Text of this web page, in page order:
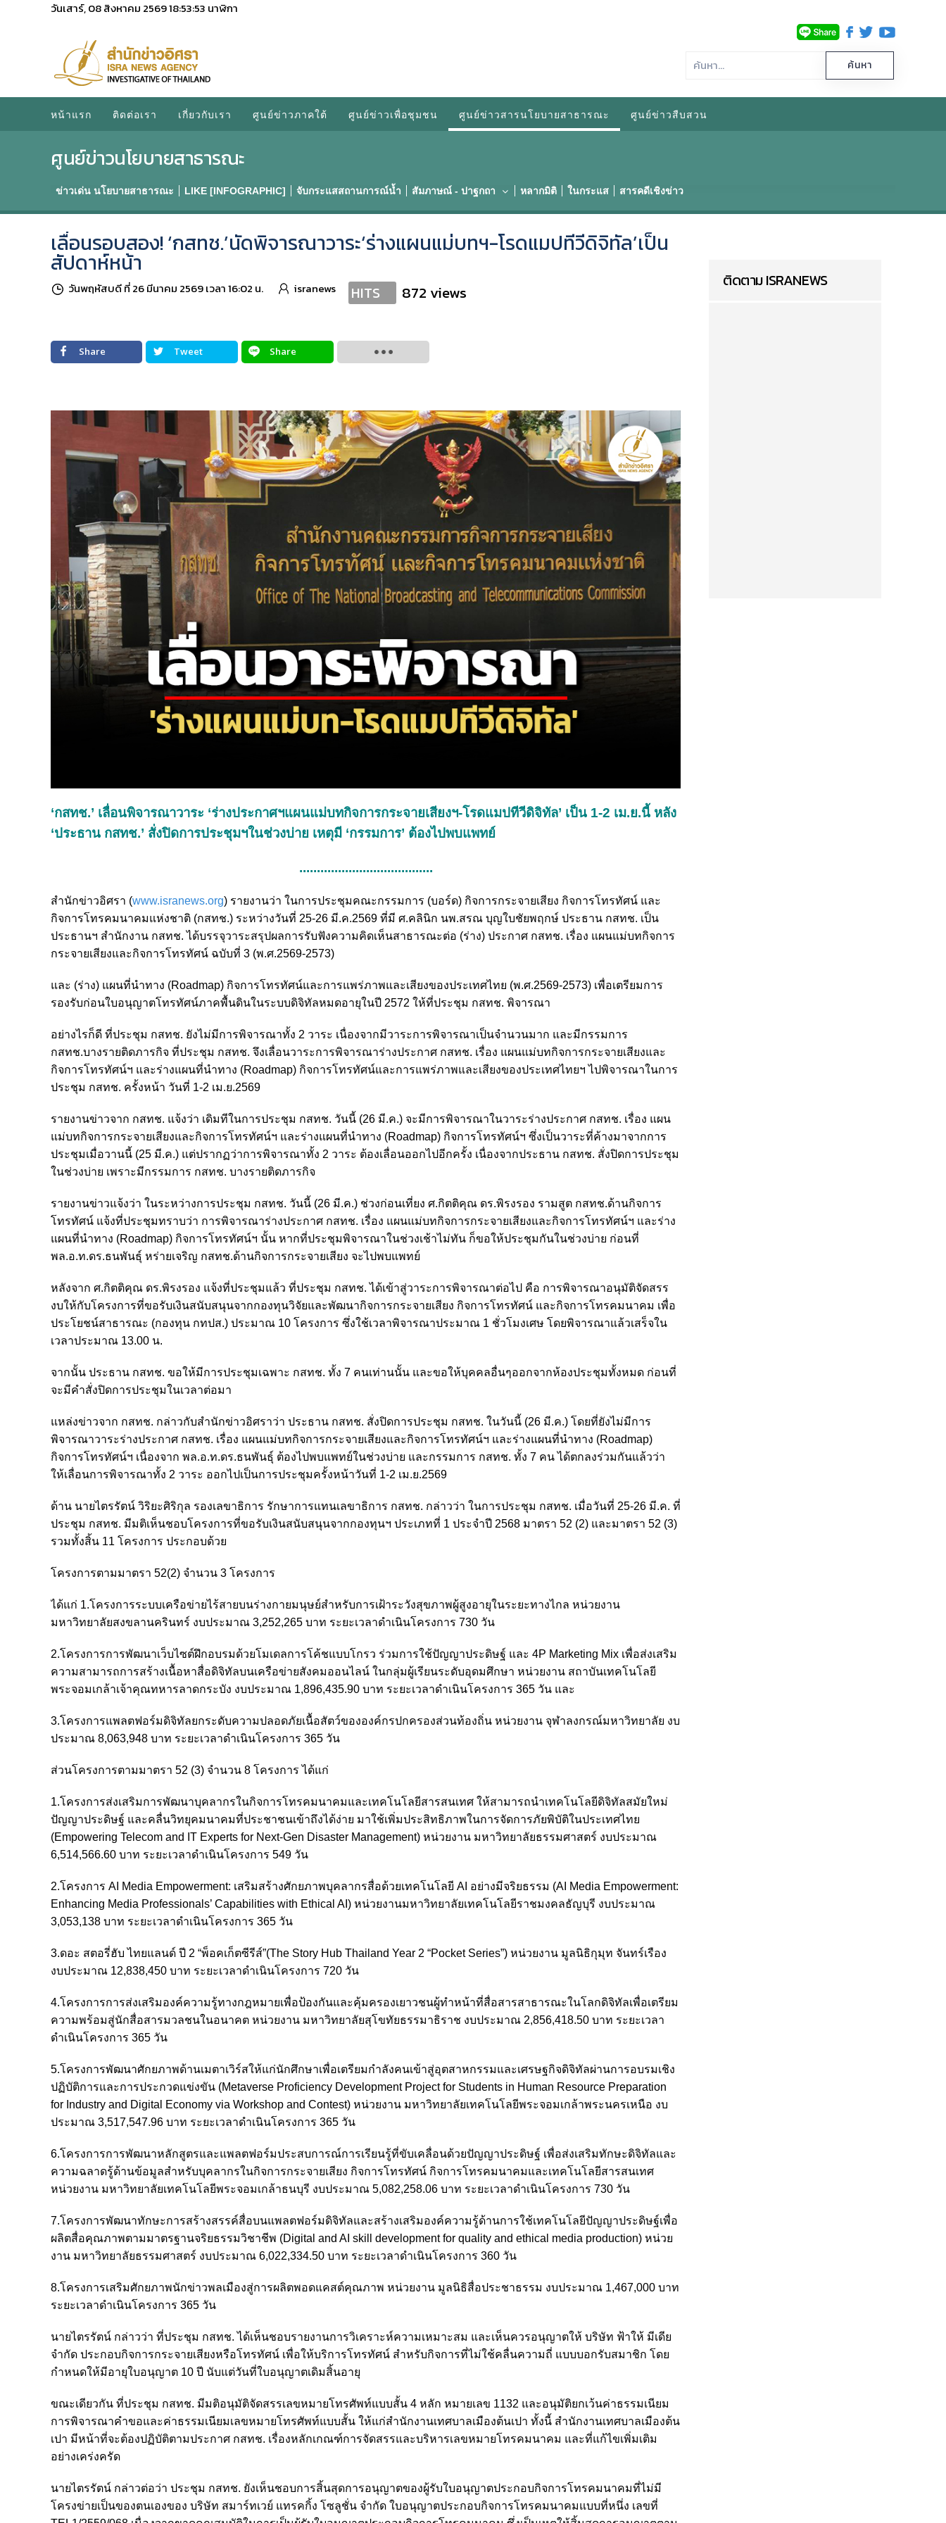
วันเสาร์, 08 สิงหาคม 256918:53:54 นาฬิกา
หน้าแรก ติดต่อเรา เกี่ยวกับเรา ศูนย์ข่าวภาคใต้ ศูนย์ข่าวเพื่อชุมชน ศูนย์ข่าวสารนโยบายสาธารณะ ศูนย์ข่าวสืบสวน
ศูนย์ข่าวนโยบายสาธารณะ
ข่าวเด่น นโยบายสาธารณะ LIKE [INFOGRAPHIC] จับกระแสสถานการณ์น้ำ สัมภาษณ์ - ปาฐกถา หลากมิติ ในกระแส สารคดีเชิงข่าว
เลื่อนรอบสอง! ‘กสทช.’นัดพิจารณาวาระ‘ร่างแผนแม่บทฯ-โรดแมปทีวีดิจิทัล’เป็น
สัปดาห์หน้า
วันพฤหัสบดี ที่ 26 มีนาคม 2569 เวลา 16:02 น. isranews HITS 872 views
Share Tweet Share
‘กสทช.’ เลื่อนพิจารณาวาระ ‘ร่างประกาศฯแผนแม่บทกิจการกระจายเสียงฯ-โรดแมปทีวีดิจิทัล’ เป็น 1-2 เม.ย.นี้ หลัง
‘ประธาน กสทช.’ สั่งปิดการประชุมฯในช่วงบ่าย เหตุมี ‘กรรมการ’ ต้องไปพบแพทย์
......................................
สำนักข่าวอิศรา (www.isranews.org) รายงานว่า ในการประชุมคณะกรรมการ (บอร์ด) กิจการกระจายเสียง กิจการโทรทัศน์ และ
กิจการโทรคมนาคมแห่งชาติ (กสทช.) ระหว่างวันที่ 25-26 มี.ค.2569 ที่มี ศ.คลินิก นพ.สรณ บุญใบชัยพฤกษ์ ประธาน กสทช. เป็น
ประธานฯ สำนักงาน กสทช. ได้บรรจุวาระสรุปผลการรับฟังความคิดเห็นสาธารณะต่อ (ร่าง) ประกาศ กสทช. เรื่อง แผนแม่บทกิจการ
กระจายเสียงและกิจการโทรทัศน์ ฉบับที่ 3 (พ.ศ.2569-2573)
และ (ร่าง) แผนที่นำทาง (Roadmap) กิจการโทรทัศน์และการแพร่ภาพและเสียงของประเทศไทย (พ.ศ.2569-2573) เพื่อเตรียมการ
รองรับก่อนใบอนุญาตโทรทัศน์ภาคพื้นดินในระบบดิจิทัลหมดอายุในปี 2572 ให้ที่ประชุม กสทช. พิจารณา
อย่างไรก็ดี ที่ประชุม กสทช. ยังไม่มีการพิจารณาทั้ง 2 วาระ เนื่องจากมีวาระการพิจารณาเป็นจำนวนมาก และมีกรรมการ
กสทช.บางรายติดภารกิจ ที่ประชุม กสทช. จึงเลื่อนวาระการพิจารณาร่างประกาศ กสทช. เรื่อง แผนแม่บทกิจการกระจายเสียงและ
กิจการโทรทัศน์ฯ และร่างแผนที่นำทาง (Roadmap) กิจการโทรทัศน์และการแพร่ภาพและเสียงของประเทศไทยฯ ไปพิจารณาในการ
ประชุม กสทช. ครั้งหน้า วันที่ 1-2 เม.ย.2569
รายงานข่าวจาก กสทช. แจ้งว่า เดิมทีในการประชุม กสทช. วันนี้ (26 มี.ค.) จะมีการพิจารณาในวาระร่างประกาศ กสทช. เรื่อง แผน
แม่บทกิจการกระจายเสียงและกิจการโทรทัศน์ฯ และร่างแผนที่นำทาง (Roadmap) กิจการโทรทัศน์ฯ ซึ่งเป็นวาระที่ค้างมาจากการ
ประชุมเมื่อวานนี้ (25 มี.ค.) แต่ปรากฏว่าการพิจารณาทั้ง 2 วาระ ต้องเลื่อนออกไปอีกครั้ง เนื่องจากประธาน กสทช. สั่งปิดการประชุม
ในช่วงบ่าย เพราะมีกรรมการ กสทช. บางรายติดภารกิจ
รายงานข่าวแจ้งว่า ในระหว่างการประชุม กสทช. วันนี้ (26 มี.ค.) ช่วงก่อนเที่ยง ศ.กิตติคุณ ดร.พิรงรอง รามสูต กสทช.ด้านกิจการ
โทรทัศน์ แจ้งที่ประชุมทราบว่า การพิจารณาร่างประกาศ กสทช. เรื่อง แผนแม่บทกิจการกระจายเสียงและกิจการโทรทัศน์ฯ และร่าง
แผนที่นำทาง (Roadmap) กิจการโทรทัศน์ฯ นั้น หากที่ประชุมพิจารณาในช่วงเช้าไม่ทัน ก็ขอให้ประชุมกันในช่วงบ่าย ก่อนที่
พล.อ.ท.ดร.ธนพันธุ์ หร่ายเจริญ กสทช.ด้านกิจการกระจายเสียง จะไปพบแพทย์
หลังจาก ศ.กิตติคุณ ดร.พิรงรอง แจ้งที่ประชุมแล้ว ที่ประชุม กสทช. ได้เข้าสู่วาระการพิจารณาต่อไป คือ การพิจารณาอนุมัติจัดสรร
งบให้กับโครงการที่ขอรับเงินสนับสนุนจากกองทุนวิจัยและพัฒนากิจการกระจายเสียง กิจการโทรทัศน์ และกิจการโทรคมนาคม เพื่อ
ประโยชน์สาธารณะ (กองทุน กทปส.) ประมาณ 10 โครงการ ซึ่งใช้เวลาพิจารณาประมาณ 1 ชั่วโมงเศษ โดยพิจารณาแล้วเสร็จใน
เวลาประมาณ 13.00 น.
จากนั้น ประธาน กสทช. ขอให้มีการประชุมเฉพาะ กสทช. ทั้ง 7 คนเท่านนั้น และขอให้บุคคลอื่นๆออกจากห้องประชุมทั้งหมด ก่อนที่
จะมีคำสั่งปิดการประชุมในเวลาต่อมา
แหล่งข่าวจาก กสทช. กล่าวกับสำนักข่าวอิศราว่า ประธาน กสทช. สั่งปิดการประชุม กสทช. ในวันนี้ (26 มี.ค.) โดยที่ยังไม่มีการ
พิจารณาวาระร่างประกาศ กสทช. เรื่อง แผนแม่บทกิจการกระจายเสียงและกิจการโทรทัศน์ฯ และร่างแผนที่นำทาง (Roadmap)
กิจการโทรทัศน์ฯ เนื่องจาก พล.อ.ท.ดร.ธนพันธุ์ ต้องไปพบแพทย์ในช่วงบ่าย และกรรมการ กสทช. ทั้ง 7 คน ได้ตกลงร่วมกันแล้วว่า
ให้เลื่อนการพิจารณาทั้ง 2 วาระ ออกไปเป็นการประชุมครั้งหน้าวันที่ 1-2 เม.ย.2569
ด้าน นายไตรรัตน์ วิริยะศิริกุล รองเลขาธิการ รักษาการแทนเลขาธิการ กสทช. กล่าวว่า ในการประชุม กสทช. เมื่อวันที่ 25-26 มี.ค. ที่
ประชุม กสทช. มีมติเห็นชอบโครงการที่ขอรับเงินสนับสนุนจากกองทุนฯ ประเภทที่ 1 ประจำปี 2568 มาตรา 52 (2) และมาตรา 52 (3)
รวมทั้งสิ้น 11 โครงการ ประกอบด้วย
โครงการตามมาตรา 52(2) จำนวน 3 โครงการ
ได้แก่ 1.โครงการระบบเครือข่ายไร้สายบนร่างกายมนุษย์สำหรับการเฝ้าระวังสุขภาพผู้สูงอายุในระยะทางไกล หน่วยงาน
มหาวิทยาลัยสงขลานครินทร์ งบประมาณ 3,252,265 บาท ระยะเวลาดำเนินโครงการ 730 วัน
2.โครงการการพัฒนาเว็บไซต์ฝึกอบรมด้วยโมเดลการโค้ชแบบโกรว ร่วมการใช้ปัญญาประดิษฐ์ และ 4P Marketing Mix เพื่อส่งเสริม
ความสามารถการสร้างเนื้อหาสื่อดิจิทัลบนเครือข่ายสังคมออนไลน์ ในกลุ่มผู้เรียนระดับอุดมศึกษา หน่วยงาน สถาบันเทคโนโลยี
พระจอมเกล้าเจ้าคุณทหารลาดกระบัง งบประมาณ 1,896,435.90 บาท ระยะเวลาดำเนินโครงการ 365 วัน และ
3.โครงการแพลตฟอร์มดิจิทัลยกระดับความปลอดภัยเนื้อสัตว์ขององค์กรปกครองส่วนท้องถิ่น หน่วยงาน จุฬาลงกรณ์มหาวิทยาลัย งบ
ประมาณ 8,063,948 บาท ระยะเวลาดำเนินโครงการ 365 วัน
ส่วนโครงการตามมาตรา 52 (3) จำนวน 8 โครงการ ได้แก่
1.โครงการส่งเสริมการพัฒนาบุคลากรในกิจการโทรคมนาคมและเทคโนโลยีสารสนเทศ ให้สามารถนำเทคโนโลยีดิจิทัลสมัยใหม่
ปัญญาประดิษฐ์ และคลื่นวิทยุคมนาคมที่ประชาชนเข้าถึงได้ง่าย มาใช้เพิ่มประสิทธิภาพในการจัดการภัยพิบัติในประเทศไทย
(Empowering Telecom and IT Experts for Next-Gen Disaster Management) หน่วยงาน มหาวิทยาลัยธรรมศาสตร์ งบประมาณ
6,514,566.60 บาท ระยะเวลาดำเนินโครงการ 549 วัน
2.โครงการ AI Media Empowerment: เสริมสร้างศักยภาพบุคลากรสื่อด้วยเทคโนโลยี AI อย่างมีจริยธรรม (AI Media Empowerment:
Enhancing Media Professionals’ Capabilities with Ethical AI) หน่วยงานมหาวิทยาลัยเทคโนโลยีราชมงคลธัญบุรี งบประมาณ
3,053,138 บาท ระยะเวลาดำเนินโครงการ 365 วัน
3.ดอะ สตอรี่ฮับ ไทยแลนด์ ปี 2 “พ็อคเก็ตซีรีส์”(The Story Hub Thailand Year 2 “Pocket Series”) หน่วยงาน มูลนิธิกุมุท จันทร์เรือง
งบประมาณ 12,838,450 บาท ระยะเวลาดำเนินโครงการ 720 วัน
4.โครงการการส่งเสริมองค์ความรู้ทางกฎหมายเพื่อป้องกันและคุ้มครองเยาวชนผู้ทำหน้าที่สื่อสารสาธารณะในโลกดิจิทัลเพื่อเตรียม
ความพร้อมสู่นักสื่อสารมวลชนในอนาคต หน่วยงาน มหาวิทยาลัยสุโขทัยธรรมาธิราช งบประมาณ 2,856,418.50 บาท ระยะเวลา
ดำเนินโครงการ 365 วัน
5.โครงการพัฒนาศักยภาพด้านเมตาเวิร์สให้แก่นักศึกษาเพื่อเตรียมกำลังคนเข้าสู่อุตสาหกรรมและเศรษฐกิจดิจิทัลผ่านการอบรมเชิง
ปฏิบัติการและการประกวดแข่งขัน (Metaverse Proficiency Development Project for Students in Human Resource Preparation
for Industry and Digital Economy via Workshop and Contest) หน่วยงาน มหาวิทยาลัยเทคโนโลยีพระจอมเกล้าพระนครเหนือ งบ
ประมาณ 3,517,547.96 บาท ระยะเวลาดำเนินโครงการ 365 วัน
6.โครงการการพัฒนาหลักสูตรและแพลตฟอร์มประสบการณ์การเรียนรู้ที่ขับเคลื่อนด้วยปัญญาประดิษฐ์ เพื่อส่งเสริมทักษะดิจิทัลและ
ความฉลาดรู้ด้านข้อมูลสำหรับบุคลากรในกิจการกระจายเสียง กิจการโทรทัศน์ กิจการโทรคมนาคมและเทคโนโลยีสารสนเทศ
หน่วยงาน มหาวิทยาลัยเทคโนโลยีพระจอมเกล้าธนบุรี งบประมาณ 5,082,258.06 บาท ระยะเวลาดำเนินโครงการ 730 วัน
7.โครงการพัฒนาทักษะการสร้างสรรค์สื่อบนแพลตฟอร์มดิจิทัลและสร้างเสริมองค์ความรู้ด้านการใช้เทคโนโลยีปัญญาประดิษฐ์เพื่อ
ผลิตสื่อคุณภาพตามมาตรฐานจริยธรรมวิชาชีพ (Digital and AI skill development for quality and ethical media production) หน่วย
งาน มหาวิทยาลัยธรรมศาสตร์ งบประมาณ 6,022,334.50 บาท ระยะเวลาดำเนินโครงการ 360 วัน
8.โครงการเสริมศักยภาพนักข่าวพลเมืองสู่การผลิตพอดแคสต์คุณภาพ หน่วยงาน มูลนิธิสื่อประชาธรรม งบประมาณ 1,467,000 บาท
ระยะเวลาดำเนินโครงการ 365 วัน
นายไตรรัตน์ กล่าวว่า ที่ประชุม กสทช. ได้เห็นชอบรายงานการวิเคราะห์ความเหมาะสม และเห็นควรอนุญาตให้ บริษัท ฟ้าให้ มีเดีย
จำกัด ประกอบกิจการกระจายเสียงหรือโทรทัศน์ เพื่อให้บริการโทรทัศน์ สำหรับกิจการที่ไม่ใช้คลื่นความถี่ แบบบอกรับสมาชิก โดย
กำหนดให้มีอายุใบอนุญาต 10 ปี นับแต่วันที่ใบอนุญาตเดิมสิ้นอายุ
ขณะเดียวกัน ที่ประชุม กสทช. มีมติอนุมัติจัดสรรเลขหมายโทรศัพท์แบบสั้น 4 หลัก หมายเลข 1132 และอนุมัติยกเว้นค่าธรรมเนียม
การพิจารณาคำขอและค่าธรรมเนียมเลขหมายโทรศัพท์แบบสั้น ให้แก่สำนักงานเทศบาลเมืองต้นเปา ทั้งนี้ สำนักงานเทศบาลเมืองต้น
เปา มีหน้าที่จะต้องปฏิบัติตามประกาศ กสทช. เรื่องหลักเกณฑ์การจัดสรรและบริหารเลขหมายโทรคมนาคม และที่แก้ไขเพิ่มเติม
อย่างเคร่งครัด
นายไตรรัตน์ กล่าวต่อว่า ประชุม กสทช. ยังเห็นชอบการสิ้นสุดการอนุญาตของผู้รับใบอนุญาตประกอบกิจการโทรคมนาคมที่ไม่มี
โครงข่ายเป็นของตนเองของ บริษัท สมาร์ทเวย์ แทรคกิ้ง โซลูชั่น จำกัด ใบอนุญาตประกอบกิจการโทรคมนาคมแบบที่หนึ่ง เลขที่
ติดตาม ISRANEWS